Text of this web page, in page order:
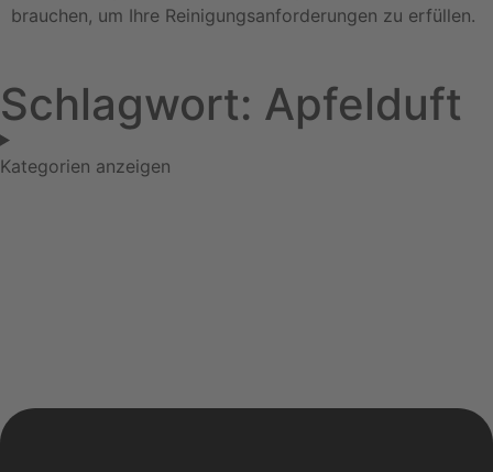
brauchen, um Ihre Reinigungsanforderungen zu erfüllen.
Schlagwort: Apfelduft
Kategorien anzeigen